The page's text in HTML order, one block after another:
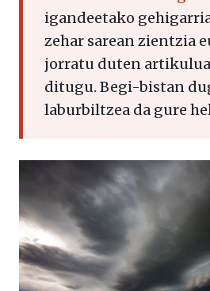
igandeetako
zehar sarean zientzia
jorratu duten
ditugu. Begi-bistan
laburbiltzea da gure